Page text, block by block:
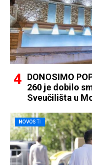
DONOSIMO
260 je dobilo
Sveučilišta u
NOVOSTI